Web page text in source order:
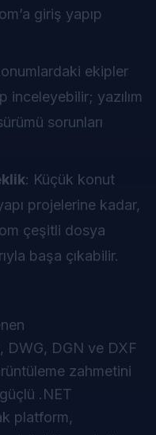
giriş yapıp
ekipler
inceleyebilir; yazılım
sorunları
: Küçük konut
projelerine kadar,
çeşitli dosya
başa çıkabilir.
DWG, DGN ve DXF
zahmetini
.NET
platform,